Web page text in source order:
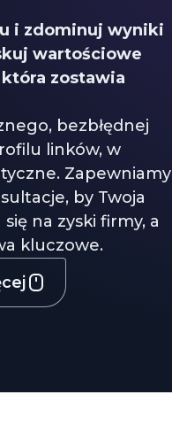
i zdominuj wyniki
wartościowe
zostawia
bezbłędnej
linków, w
Zapewniamy
by Twoja
na zyski firmy, a
kluczowe.